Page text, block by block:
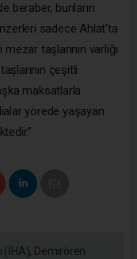
beraber, bunların
sadece Ahlat'ta
taşlarının varlığı
çeşitli
maksatlarla
yörede yaşayan
(İHA), Demirören